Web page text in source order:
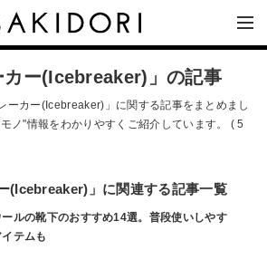
カー(Icebreaker)」の記事
ーカー(Icebreaker)」に関する記事をまとめまし
ノ"情報をわかりやすくご紹介しています。 ( 5
(Icebreaker)」に関連する記事一覧
ールの靴下のおすすめ14選。普段使いしやす
テムも